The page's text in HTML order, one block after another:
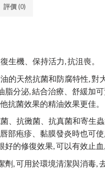
評價 (0)
生機、保持活力, 抗沮喪。
的天然抗菌和防腐特性, 對
脂分泌, 結合治療、舒緩加
抗菌效果的精油效果更佳。
、抗黴菌、抗真菌和寄生
部疱疹、黏膜發炎時也可
好的修復效果, 可以有效止
劑, 可用於環境清潔與消毒,